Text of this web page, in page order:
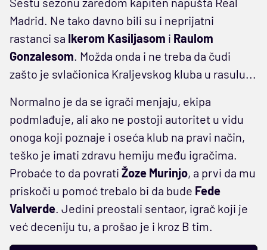
Madrid. Ne tako davno bili su i neprijatni
rastanci sa Ikerom Kasiljasom i Raulom
Gonzalesom. Možda onda i ne treba da čudi
zašto je svlačionica Kraljevskog kluba u rasulu...
Normalno je da se igrači menjaju, ekipa
podmlađuje, ali ako ne postoji autoritet u vidu
onoga koji poznaje i oseća klub na pravi način,
teško je imati zdravu hemiju među igračima.
Probaće to da povrati Žoze Murinjo, a prvi da mu
priskoči u pomoć trebalo bi da bude Fede
Valverde. Jedini preostali sentaor, igrač koji je
već deceniju tu, a prošao je i kroz B tim.